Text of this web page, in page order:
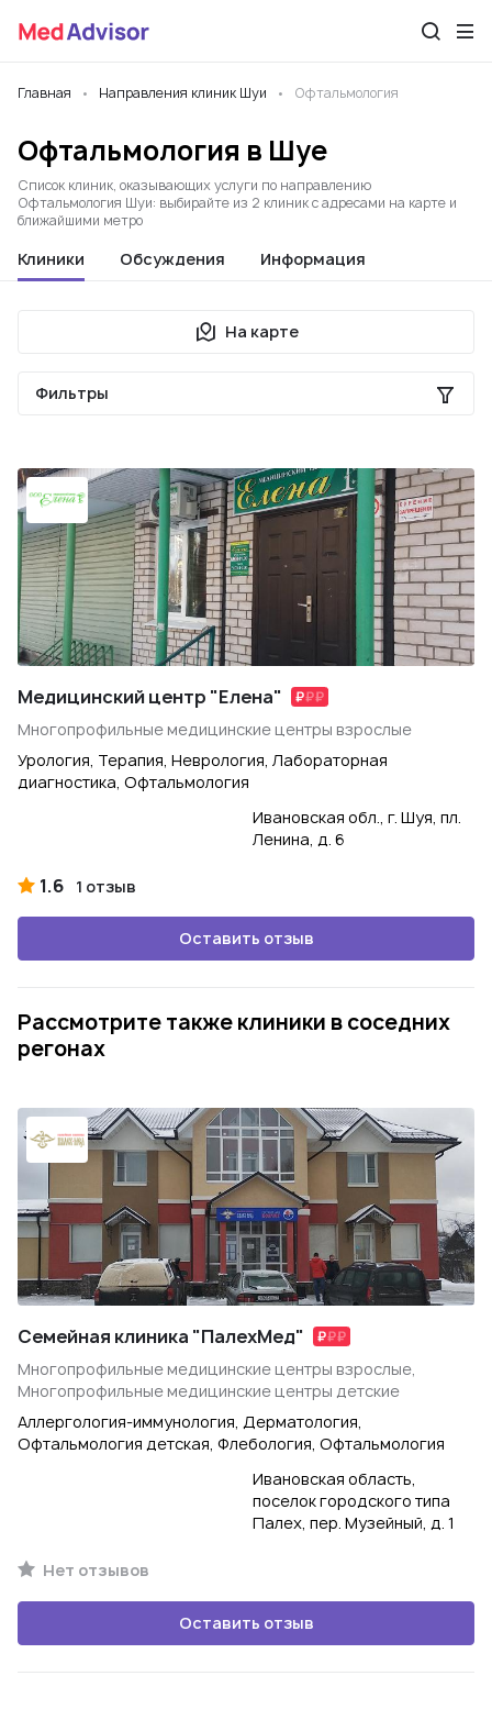
Главная Направления клиник Шуи Офтальмология
Офтальмология в Шуе
Список клиник, оказывающих услуги по направлению
Офтальмология Шуи: выбирайте из 2 клиник с адресами на карте и
ближайшими метро
Клиники Обсуждения Информация
На карте
Фильтры
Медицинский центр "Елена"
Многопрофильные медицинские центры взрослые
Урология, Терапия, Неврология, Лабораторная
диагностика, Офтальмология
Ивановская обл., г. Шуя, пл.
Ленина, д. 6
1.6 1 отзыв
Оставить отзыв
Рассмотрите также клиники в соседних
регонах
Семейная клиника "ПалехМед"
Многопрофильные медицинские центры взрослые,
Многопрофильные медицинские центры детские
Аллергология-иммунология, Дерматология,
Офтальмология детская, Флебология, Офтальмология
Ивановская область,
поселок городского типа
Палех, пер. Музейный, д. 1
Нет отзывов
Оставить отзыв